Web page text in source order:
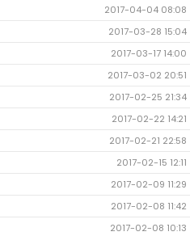
2017-04-04 08:08
2017-03-28 15:04
2017-03-17 14:00
2017-03-02 20:51
2017-02-25 21:34
2017-02-22 14:21
2017-02-21 22:58
2017-02-15 12:11
2017-02-09 11:29
2017-02-08 11:42
2017-02-08 10:13